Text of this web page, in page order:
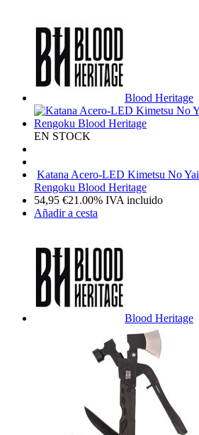
Blood Heritage
EN STOCK
Katana Acero-LED Kimetsu No
Rengoku Blood Heritage
54,95 €21.00% IVA incluido
Añadir a cesta
Blood Heritage